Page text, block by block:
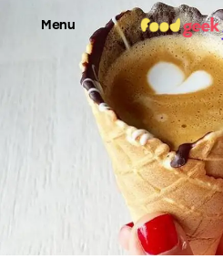
Menu
Food’News
Food’Com
Food’Art